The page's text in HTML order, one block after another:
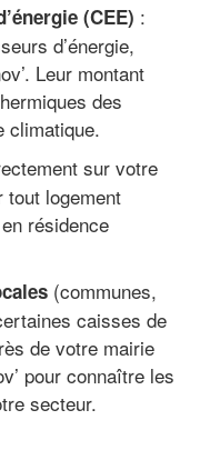
(CEE) :
d’énergie,
Leur montant
des
climatique.
sur votre
tout logement
résidence
(communes,
caisses de
de votre mairie
pour connaître les
secteur.